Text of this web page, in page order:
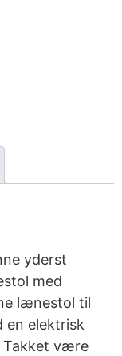
yderst
med
lænestol til
en elektrisk
Takket være